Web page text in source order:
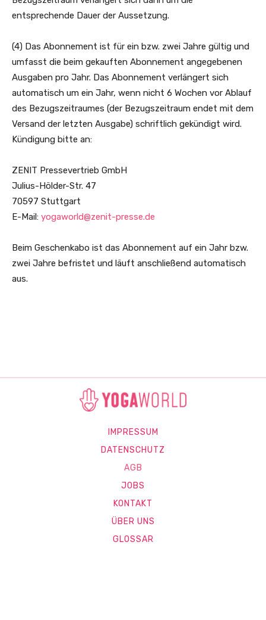
entsprechende Dauer der Aussetzung.
(4) Das Abonnement ist für ein bzw. zwei Jahre gültig und
umfasst die beim gekauften Abonnement angegebenen
Ausgaben pro Jahr. Das Abonnement verlängert sich
automatisch um ein Jahr, wenn nicht 6 Wochen vor Ablauf
des Bezugszeitraumes (der Bezugszeitraum endet mit dem
Versand der letzten Ausgabe) schriftlich gekündigt wird.
Kündigung bitte an:
ZENIT Pressevertrieb GmbH
Julius-Hölder-Str. 47
70597 Stuttgart
E-Mail: yogaworld@zenit-presse.de
Beim Geschenkabo ist das Abonnement auf ein Jahr bzw.
zwei Jahre befristet und läuft anschließend automatisch
aus.
IMPRESSUM
DATENSCHUTZ
AGB
JOBS
KONTAKT
ÜBER UNS
GLOSSAR